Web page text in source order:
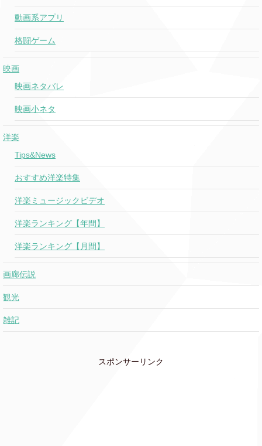
動画系アプリ
格闘ゲーム
映画
映画ネタバレ
映画小ネタ
洋楽
Tips&News
おすすめ洋楽特集
洋楽ミュージックビデオ
洋楽ランキング【年間】
洋楽ランキング【月間】
画廊伝説
観光
雑記
スポンサーリンク